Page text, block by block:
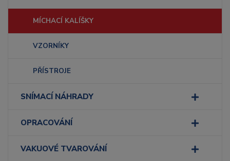
MÍCHACÍ KALÍŠKY
VZORNÍKY
PŘÍSTROJE
SNÍMACÍ NÁHRADY
OPRACOVÁNÍ
VAKUOVÉ TVAROVÁNÍ